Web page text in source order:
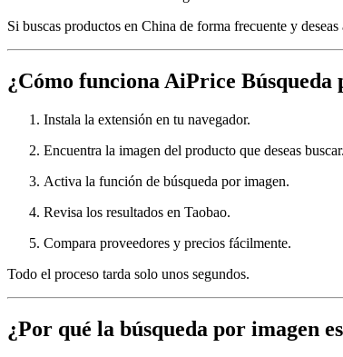
Si buscas productos en China de forma frecuente y
¿Cómo funciona AiPrice Búsqueda
Instala la extensión en tu navegador.
Encuentra la imagen del producto que deseas buscar.
Activa la función de búsqueda por imagen.
Revisa los resultados en Taobao.
Compara proveedores y precios fácilmente.
Todo el proceso tarda solo unos segundos.
¿Por qué la búsqueda por imagen